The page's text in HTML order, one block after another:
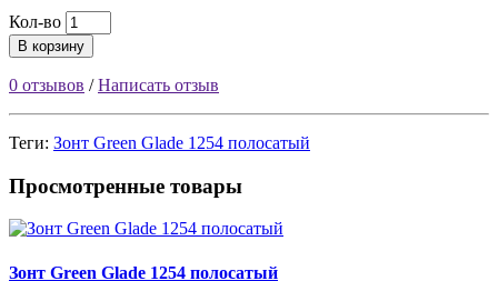
Кол-во
В корзину
0 отзывов /Написать отзыв
Теги: Зонт Green Glade 1254 полосатый
Просмотренные товары
Зонт Green Glade 1254 полосатый